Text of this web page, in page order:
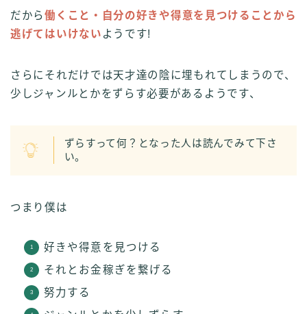
だから働くこと・自分の好きや得意を見つけることから
逃げてはいけない ようです!
さらにそれだけでは天才達の陰に埋もれてしまうので、
少しジャンルとかをずらす必要があるようです、
ずらすって何？となった人は読んでみて下さ
い。
つまり僕は
好きや得意を見つける
それとお金稼ぎを繋げる
努力する